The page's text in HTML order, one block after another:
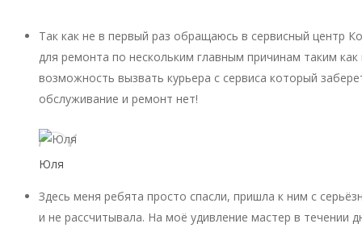
Так как не в первый раз обращаюсь в сервисный центр
для ремонта по нескольким главным причинам таким
возможность вызвать курьера с сервиса который
обслуживание и ремонт нет!
Юля
Здесь меня ребята просто спасли, пришла к ним с
и не рассчитывала. На моё удивление мастер в течении